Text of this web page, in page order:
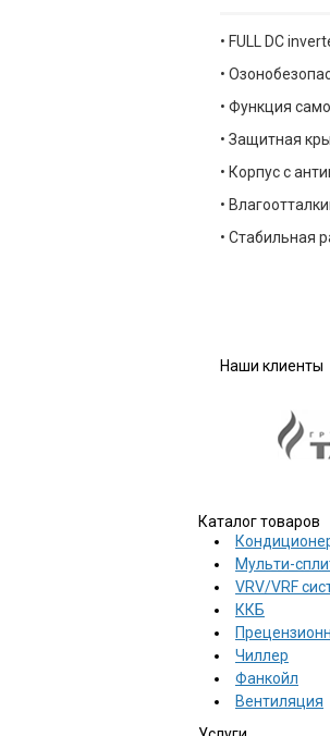
• FULL DC
•
• Функция
• Защитная
• Корпус с
•
• Стабильная
Наши клиенты
Каталог товаров
Мульти-
VRV/VRF
ККБ
Чиллер
Фанкойл
Вентиляция